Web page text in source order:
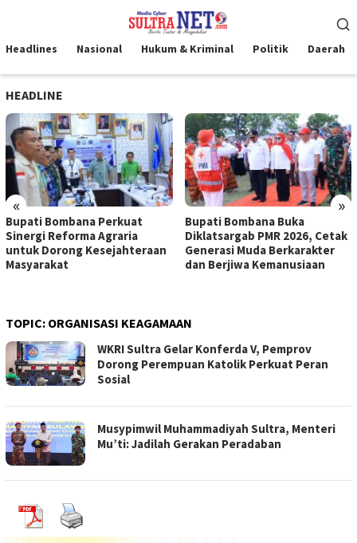
kontenMobile
Headlines Nasional Hukum & Kriminal Politik Daerah
HEADLINE
« »
Bupati Bombana Perkuat
Sinergi Reforma Agraria
untuk Dorong Kesejahteraan
Masyarakat
Bupati Bombana Buka
Diklatsargab PMR 2026, Cetak
Generasi Muda Berkarakter
dan Berjiwa Kemanusiaan
TOPIC: ORGANISASI KEAGAMAAN
WKRI Sultra Gelar Konferda V, Pemprov
Dorong Perempuan Katolik Perkuat Peran
Sosial
Musypimwil Muhammadiyah Sultra, Menteri
Mu’ti: Jadilah Gerakan Peradaban